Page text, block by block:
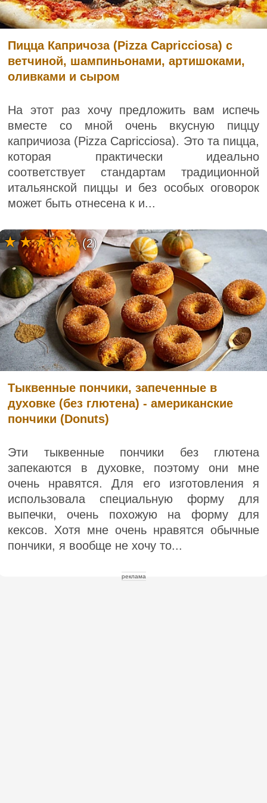
Пицца Капричоза (Pizza Capricciosa) с
ветчиной, шампиньонами, артишоками,
оливками и сыром
На этот раз хочу предложить вам испечь
вместе со мной очень вкусную пиццу
капричиоза (Pizza Capricciosa). Это та пицца,
которая практически идеально
соответствует стандартам традиционной
итальянской пиццы и без особых оговорок
может быть отнесена к и...
Тыквенные пончики, запеченные в
духовке (без глютена) - американские
пончики (Donuts)
Эти тыквенные пончики без глютена
запекаются в духовке, поэтому они мне
очень нравятся. Для его изготовления я
использовала специальную форму для
выпечки, очень похожую на форму для
кексов. Хотя мне очень нравятся обычные
пончики, я вообще не хочу то...
(2)
реклама